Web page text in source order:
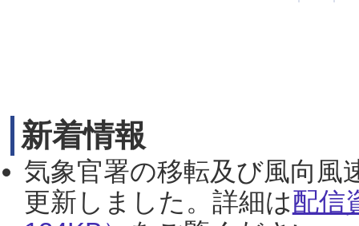
新着情報
気象官署の移転及び風向風
更新しました。詳細は配信